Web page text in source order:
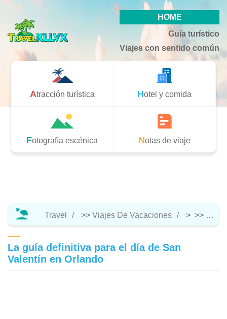
HOME
Guía turístico
Viajes con sentido común
Atracción turística Hotel y comida
Fotografía escénica Notas de viaje
Travel >> Viajes De Vacaciones > >>
La guía definitiva para el día de San
Valentín en Orlando